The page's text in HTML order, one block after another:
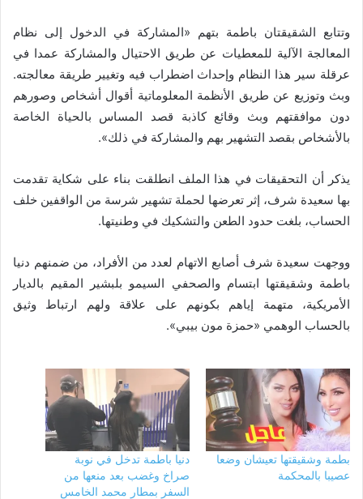
وتتابع الشقيقتان باطمة بتهم «المشاركة في الدخول إلى نظام
المعالجة الآلية للمعطيات عن طريق الاحتيال والمشاركة عمدا في
عرقلة سير هذا النظام وإحداث اضطراب فيه وتغيير طريقة معالجته.
وبث وتوزيع عن طريق الأنظمة المعلوماتية أقوال أشخاص وصورهم
دون موافقتهم وبث وقائع كاذبة قصد المساس بالحياة الخاصة
بالأشخاص بقصد التشهير بهم والمشاركة في ذلك».
يذكر أن التحقيقات في هذا الملف انطلقت بناء على شكاية تقدمت
بها سعيدة شرف، إثر تعرضها لحملة تشهير شرسة من الواقفين خلف
الحساب، بلغت حدود الطعن والتشكيك في وطنيتها.
ووجهت سعيدة شرف أصابع الاتهام لعدد من الأفراد، من ضمنهم دنيا
باطمة وشقيقتها ابتسام والصحفي السيمو بلبشير المقيم بالديار
الأمريكية، متهمة إياهم بكونهم على علاقة ولهم ارتباط وثيق
بالحساب الوهمي «حمزة مون بيبي».
بطمة وشقيقتها تعيشان وضعا
عصيبا بالمحكمة
دنيا باطمة تدخل في نوبة
صراخ وغضب بعد منعها من
السفر بمطار محمد الخامس